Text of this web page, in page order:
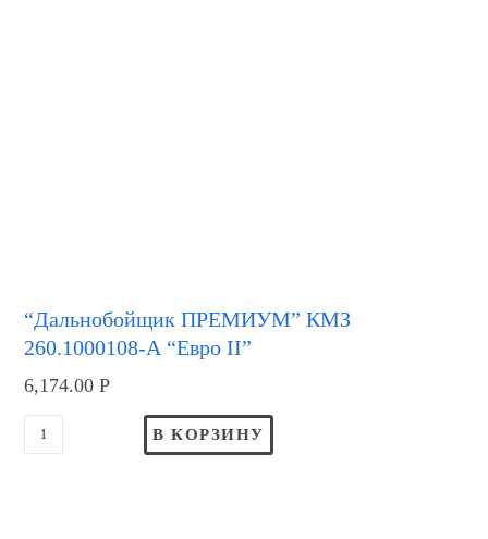
“Дальнобойщик ПРЕМИУМ” КМЗ
260.1000108-А “Евро II”
6,174.00Р
В КОРЗИНУ